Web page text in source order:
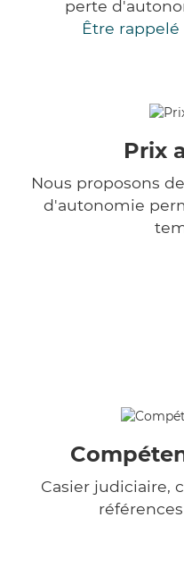
perte
Être
Prix
Nous proposons
d'autonomie
Casier judiciaire,